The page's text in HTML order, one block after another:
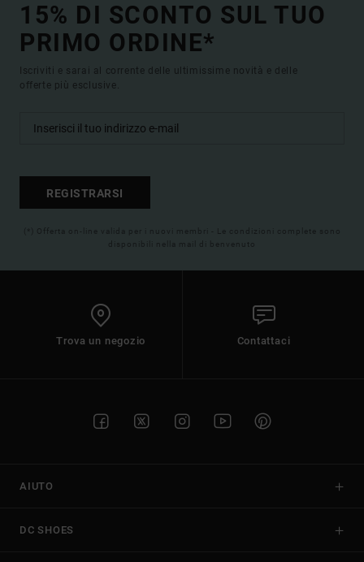
15% DI SCONTO SUL TUO
PRIMO ORDINE*
Iscriviti e sarai al corrente delle ultimissime novità e delle
offerte più esclusive.
REGISTRARSI
(*) Offerta on-line valida per i nuovi membri - Le condizioni complete sono
disponibili nella mail di benvenuto
Trova un negozio Contattaci
AIUTO
DC SHOES